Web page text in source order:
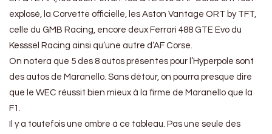
explosé, la Corvette officielle, les Aston Vantage ORT by TFT,
celle du GMB Racing, encore deux Ferrari 488 GTE Evo du
Kesssel Racing ainsi qu’une autre d’AF Corse.
On notera que 5 des 8 autos présentes pour l’Hyperpole sont
des autos de Maranello. Sans détour, on pourra presque dire
que le WEC réussit bien mieux à la firme de Maranello que la
F1.
Il y a toutefois une ombre à ce tableau. Pas une seule des